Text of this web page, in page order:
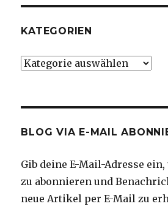
KATEGORIEN
Kategorien
BLOG VIA E-MAIL
Gib deine E-Mail-Adresse
zu abonnieren und
neue Artikel per E-Mail zu